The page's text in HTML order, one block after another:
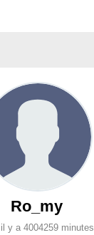
Ro_my
y a 4004259 minutes